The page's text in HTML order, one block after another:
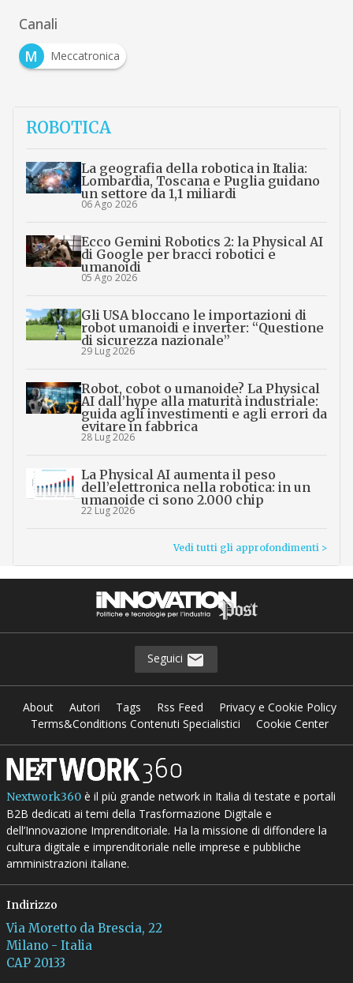
Canali
M
Meccatronica
ROBOTICA
La geografia della robotica in Italia:
Lombardia, Toscana e Puglia guidano
un settore da 1,1 miliardi
06 Ago 2026
Ecco Gemini Robotics 2: la Physical AI
di Google per bracci robotici e
umanoidi
05 Ago 2026
Gli USA bloccano le importazioni di
robot umanoidi e inverter: “Questione
di sicurezza nazionale”
29 Lug 2026
Robot, cobot o umanoide? La Physical
AI dall’hype alla maturità industriale:
guida agli investimenti e agli errori da
evitare in fabbrica
28 Lug 2026
La Physical AI aumenta il peso
dell’elettronica nella robotica: in un
umanoide ci sono 2.000 chip
22 Lug 2026
Vedi tutti gli approfondimenti >
Seguici
About Autori Tags Rss Feed
Privacy e Cookie Policy
Terms&Conditions Contenuti Specialistici
Cookie Center
Nextwork360è il più grande network in Italia di testate e portali
B2B dedicati ai temi della Trasformazione Digitale e
dell’Innovazione Imprenditoriale. Ha la missione di diffondere la
cultura digitale e imprenditoriale nelle imprese e pubbliche
amministrazioni italiane.
Indirizzo
Via Moretto da Brescia, 22
Milano - Italia
CAP 20133